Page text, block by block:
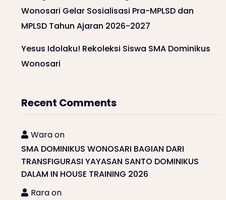
Wonosari Gelar Sosialisasi Pra-MPLSD dan
MPLSD Tahun Ajaran 2026-2027
Yesus Idolaku! Rekoleksi Siswa SMA Dominikus
Wonosari
Recent Comments
Waraon
SMA DOMINIKUS WONOSARI BAGIAN DARI
TRANSFIGURASI YAYASAN SANTO DOMINIKUS
DALAM IN HOUSE TRAINING 2026
Raraon